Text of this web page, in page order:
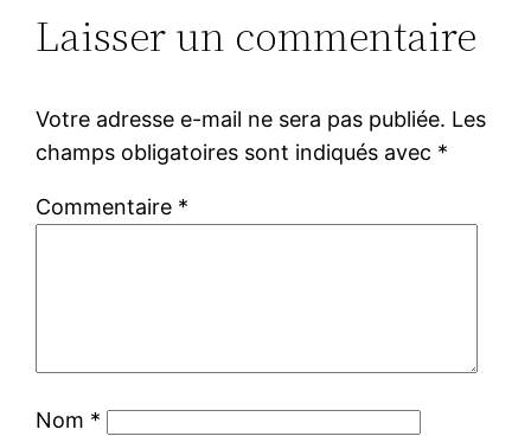
Laisser un commentaire
Votre adresse e-mail ne sera pas publiée. Les
champs obligatoires sont indiqués avec *
Commentaire *
Nom *